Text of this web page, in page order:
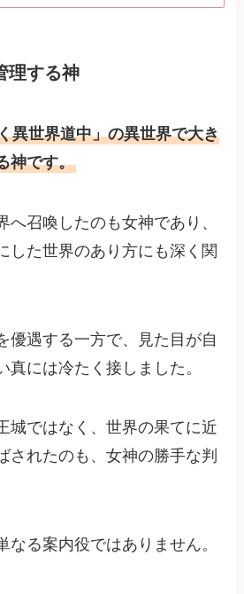
理する神
異世界道中」の異世界で大き
神です。
へ召喚したのも女神であり、
した世界のあり方にも深く関
優遇する一方で、見た目が自
真には冷たく接しました。
城ではなく、世界の果てに近
されたのも、女神の勝手な判
なる案内役ではありません。